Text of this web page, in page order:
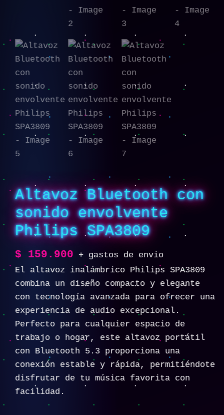
Altavoz Bluetooth con
sonido envolvente
Philips SPA3809
$ 159.900
+ gastos de envio
El altavoz inalámbrico Philips SPA3809
combina un diseño compacto y elegante
con tecnología avanzada para ofrecer una
experiencia de audio excepcional.
Perfecto para cualquier espacio de
trabajo o hogar, este altavoz portátil
con Bluetooth 5.3 proporciona una
conexión estable y rápida, permitiéndote
disfrutar de tu música favorita con
facilidad.